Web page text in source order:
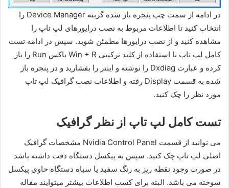
در ادامه از سمت چپ پنجره باز شده گزینه Device Manager را
انتخاب کنید تا اطلاعات مربوط به نصب درایورهای لپ تاپ را
مشاهده کنید و از نصب درایورها مطمئن شوید. سپس در ادامه تست
کامل لپ تاپ با استفاده از کلید ترکیبی Win + R باکس Run را باز
کرده و عبارت Dxdiag را نوشته و اینتر را بفشارید و در پنجره باز
شده به قسمت Display رفته و اطلاعات نصب گرافیک لپ تاپ
مورد نظر را چک کنید.
تست کامل لپ تاپ از نظر گرافیک
می توانید از قسمت Nvidia Control Panel مشخصات گرافیک
اصلی لپ تاپ چک کنید. سپس به پیکسل دستگاه دقت داشته باشد
در صورت وجود نقطه ریز به رنگ سفید یا سیاه دستگاه حاوی پیکسل
سوخته می باشد. البته برای کسب اطلاعات بیشتر میتوایند مقاله